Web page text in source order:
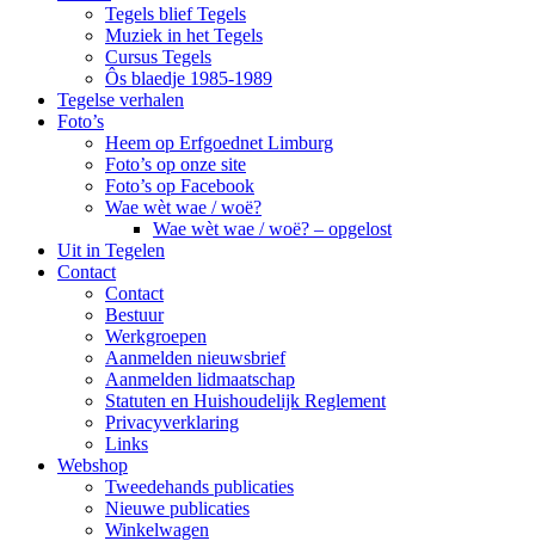
Tegels blief Tegels
Muziek in het Tegels
Cursus Tegels
Ôs blaedje 1985-1989
Tegelse verhalen
Foto’s
Heem op Erfgoednet Limburg
Foto’s op onze site
Foto’s op Facebook
Wae wèt wae / woë?
Wae wèt wae / woë? – opgelost
Uit in Tegelen
Contact
Contact
Bestuur
Werkgroepen
Aanmelden nieuwsbrief
Aanmelden lidmaatschap
Statuten en Huishoudelijk Reglement
Privacyverklaring
Links
Webshop
Tweedehands publicaties
Nieuwe publicaties
Winkelwagen